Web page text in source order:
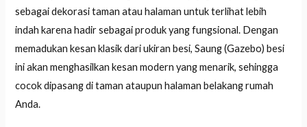
sebagai dekorasi taman atau halaman untuk terlihat lebih
indah karena hadir sebagai produk yang fungsional. Dengan
memadukan kesan klasik dari ukiran besi, Saung (Gazebo) besi
ini akan menghasilkan kesan modern yang menarik, sehingga
cocok dipasang di taman ataupun halaman belakang rumah
Anda.